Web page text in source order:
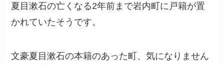
夏目漱石の亡くなる2年前まで岩内町に戸籍が置
かれていたそうです。
文豪夏目漱石の本籍のあった町、気になりません